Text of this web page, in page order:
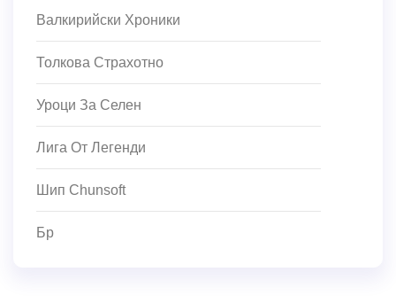
Валкирийски Хроники
Толкова Страхотно
Уроци За Селен
Лига От Легенди
Шип Chunsoft
Бр